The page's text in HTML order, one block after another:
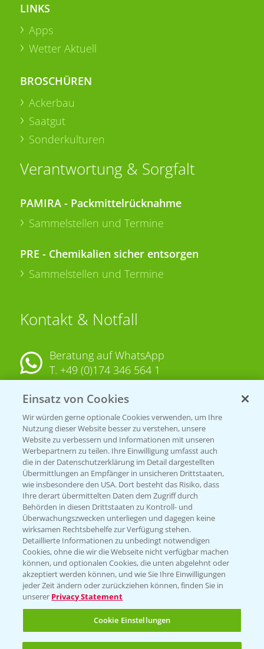
LINKS
Apps
Wetter Aktuell
BROSCHÜREN
Ackerbau
Saatgut
Sonderkulturen
Verantwortung & Sorgfalt
PAMIRA - Packmittelrücknahme
Sammelstellen und Termine
PRE - Chemikalien sicher entsorgen
Sammelstellen und Termine
Kontakt & Notfall
Beratung auf WhatsApp
T. +49 (0)174 346 564 1
KONTAKT
Hilfe in Notfällen
T.+49 (0)214/30-20220
Folgen Sie uns
Einsatz von Cookies
Wir würden gerne optionale Cookies verwenden, um Ihre
Nutzung dieser Website besser zu verstehen, unsere
Website zu verbessern und Informationen mit unseren
Werbepartnern zu teilen. Ihre Einwilligung umfasst auch
die in der Datenschutzerklärung im Detail dargestellten
Übermittlungen an Empfänger in unsicheren Drittstaaten,
wie insbesondere den USA. Dort besteht das Risiko, dass
Ihre derart übermittelten Daten dem Zugriff durch
Behörden in diesen Drittstaaten zu Kontroll- und
Überwachungszwecken unterliegen und dagegen keine
wirksamen Rechtsbehelfe zur Verfügung stehen.
Detaillierte Informationen zu unbedingt notwendigen
Cookies, ohne die wir die Webseite nicht verfügbar machen
können, und optionalen Cookies, die unten abgelehnt oder
akzeptiert werden können, und wie Sie Ihre Einwilligungen
jeder Zeit ändern oder zurückziehen können, finden Sie in
unserer Privacy Statement
Cookie Einstellungen